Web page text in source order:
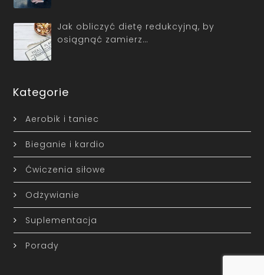
Jak obliczyć dietę redukcyjną, by
osiągnąć zamierz…
Kategorie
Aerobik i taniec
Bieganie i kardio
Ćwiczenia siłowe
Odżywianie
Suplementacja
Porady